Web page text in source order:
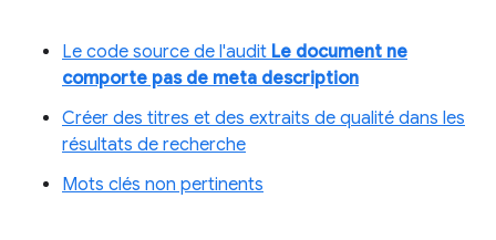
Le code source de l'audit Le document ne
comporte pas de meta description
Créer des titres et des extraits de qualité dans les
résultats de recherche
Mots clés non pertinents